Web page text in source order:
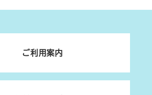
ご利用案内